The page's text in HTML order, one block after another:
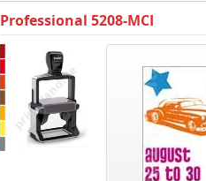
Professional 5208-MCI